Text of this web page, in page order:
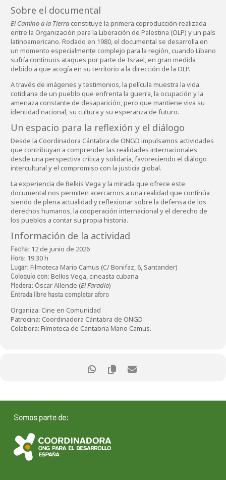
Sobre el documental
El Camino a la Tierraconstituye la primera coproducción realizada
entre la Organización para la Liberación de Palestina (OLP) y un país
latinoamericano. Rodado en 1980, el documental se desarrolla en
un momento especialmente complejo para la región, cuando Líbano
sufría continuos ataques por parte de Israel, en gran medida
debido a que acogía en su territorio a la dirección de la OLP.
A través de imágenes y testimonios, la película muestra la vida
cotidiana de un pueblo que enfrenta la guerra, la ocupación y la
amenaza constante de desaparición, pero que mantiene viva su
identidad nacional, su cultura y su esperanza de futuro.
Un espacio para la reflexión y el diálogo
Desde la Coordinadora Cántabra de ONGD impulsamos actividades
que contribuyan a comprender las realidades internacionales
desde una perspectiva crítica y solidaria, favoreciendo el diálogo
intercultural y el compromiso con la justicia global.
La experiencia de Belkis Vega y la mirada que ofrece este
documental nos permiten acercarnos a una realidad que continúa
siendo de plena actualidad y reflexionar sobre la defensa de los
derechos humanos, la cooperación internacional y el derecho de
los pueblos a contar su propia historia.
Información de la actividad
Fecha: 12 de junio de 2026
Hora: 19:30 h
Lugar: Filmoteca Mario Camus (C/ Bonifaz, 6, Santander)
Coloquio con: Belkis Vega, cineasta cubana
Modera: Óscar Allende (El Faradio)
Entrada libre hasta completar aforo
Organiza: Cine en Comunidad
Patrocina: Coordinadora Cántabra de ONGD
Colabora: Filmoteca de Cantabria Mario Camus.
Somos parte de: